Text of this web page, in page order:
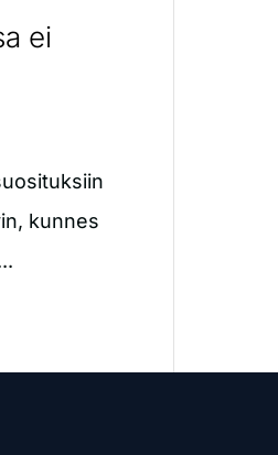
ei
kunnes